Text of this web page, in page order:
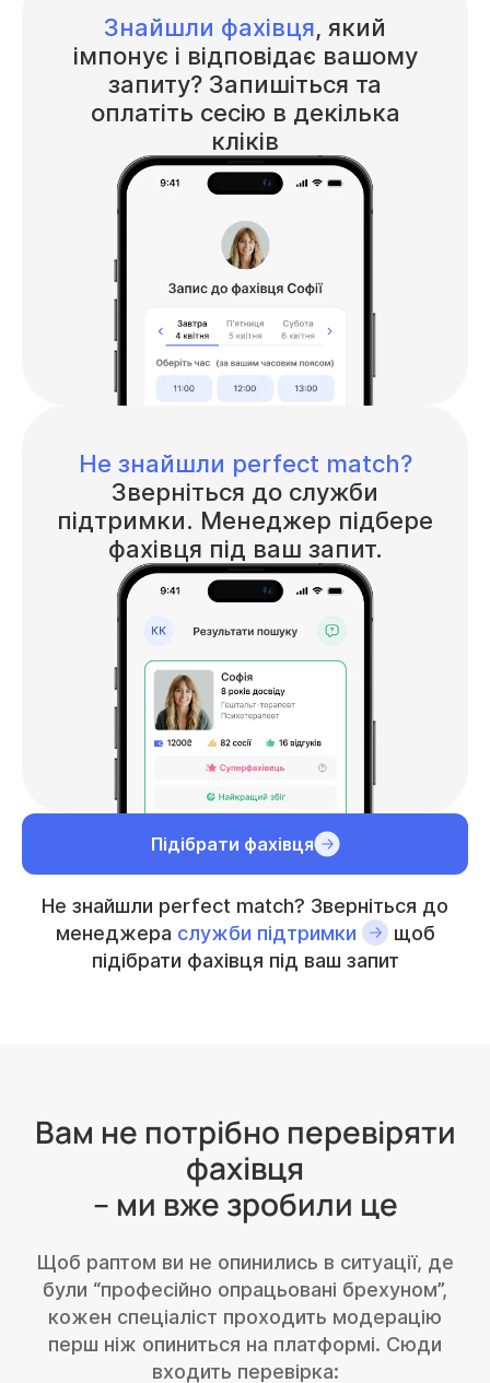
Знайшли фахівця, який
імпонує і відповідає вашому
запиту? Запишіться та
оплатіть сесію в декілька
кліків
Не знайшли perfect match?
Зверніться до служби
підтримки. Менеджер підбере
фахівця під ваш запит.
Підібрати фахівця
Не знайшли perfect match? Зверніться до
менеджера служби підтримки
щоб
підібрати фахівця під ваш запит
Вам не потрібно перевіряти
фахівця
– ми вже зробили це
Щоб раптом ви не опинились в ситуації, де
були “професійно опрацьовані брехуном”,
кожен спеціаліст проходить модерацію
перш ніж опиниться на платформі. Сюди
входить перевірка: